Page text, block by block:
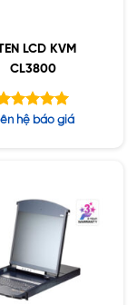
LCD KVM
CL3800
xếp
hệ báo giá